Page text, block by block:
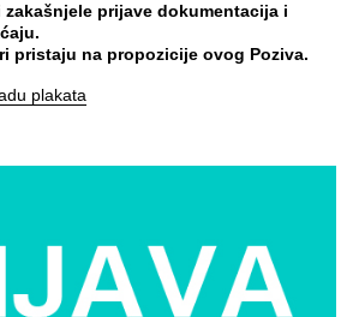
prijave dokumentacija i
pristaju na propozicije ovog Poziva.
plakata